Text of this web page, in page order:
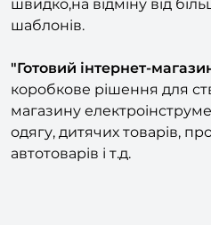
ФУНКЦІОНАЛОМ,що
швидко,на відміну від
"Готовий інтернет-
коробкове рішення для
магазину
одягу, дитячих товарів,